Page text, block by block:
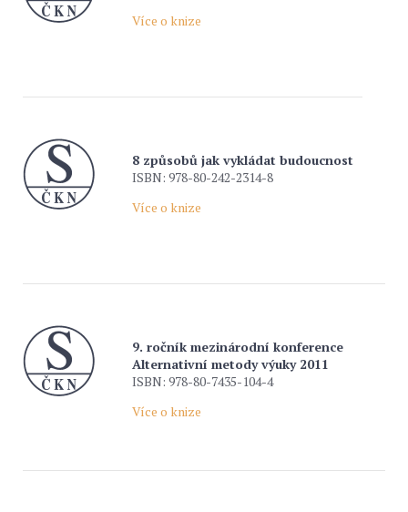
Více o knize
8 způsobů jak vykládat budoucnost
ISBN: 978-80-242-2314-8
Více o knize
9. ročník mezinárodní konference
Alternativní metody výuky 2011
ISBN: 978-80-7435-104-4
Více o knize